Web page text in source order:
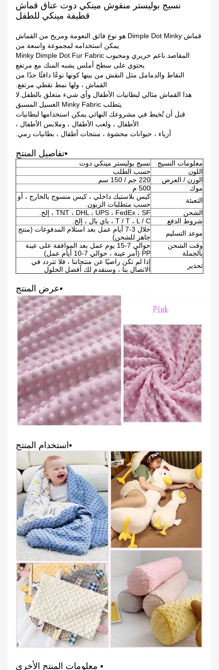
نسيج بوليستر منقوش مينكي دوت عناق قماش
قطيفة مينكي للطفل
قماش Dimple Dot Minky هو نوع فائق النعومة ومريح من القماش
يمكن استخدامه لمجموعة واسعة من
المقاصد.ناعم حريري ومحبوب Minky Dimple Dot Fur Fabric
يحتوي على سطح أملس يشبه المنك مع مرتفع
النقاط والدمامل مثل النقش من بينها كونها نوعًا دافئًا جدًا من
القماش ، ولها نمط نقطي مرتفع.
هذا القماش مثالي لبطانيات الأطفال وأي شيء متعلق بالطفل.لا
يتطلب Minky Fabric الغسيل المسبق
قبل أن تُخيط في مشروعك النهائي.يمكن استخدامها لبطانيات
الأطفال ، ولعب الأطفال ، وملابس الأطفال ،
أزياء ، حيوانات محشوة ، منتجات أطفال ، بطانيات رمي.
•تفاصيل المنتج
معلومات النسيج
نسيج بوليستر مينكي دوت
اللون
حسب الطلب
الوزن / العرض
220 جم / 150 سم
موك
500 م
التعبئة
كيس بلاستيك داخلي ، كيس منسوج بالخارج ، أو
حسب متطلبات الزبون.
الشحن
TNT ، DHL ، UPS ، FedEx ، SF ، إلخ.
شروط الدفع
T / T ، L / C ، باي بال ، إلخ.
موعد التسليم
خلال 3-7 أيام عمل بعد استلام المدفوعات (منتج
جاهز للشحن)
وقت الشحن
بالجملة
حوالي 7-15 يوم عمل بعد الموافقة على عينة
PP (أمر عينة ، حوالي 7-10 أيام عمل)
تحذير
إذا لم تكن راضيًا عن منتجاتنا ، فلا تتردد في
الاتصال بنا ، وسنقدم لك أفضل الحلول
•عرض المنتج
•استخدام المنتج
• معلومات المنتج الأخرى